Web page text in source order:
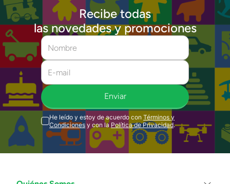
Recibe todas
las novedades y promociones
Enviar
He leído y estoy de acuerdo con Términos y
Condiciones y con la Política de Privacidad.